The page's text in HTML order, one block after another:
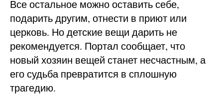
Все остальное можно оставить себе,
подарить другим, отнести в приют или
церковь. Но детские вещи дарить не
рекомендуется. Портал сообщает, что
новый хозяин вещей станет несчастным, а
его судьба превратится в сплошную
трагедию.